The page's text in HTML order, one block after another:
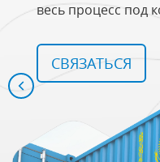
весь процесс под
СВЯЗАТЬСЯ